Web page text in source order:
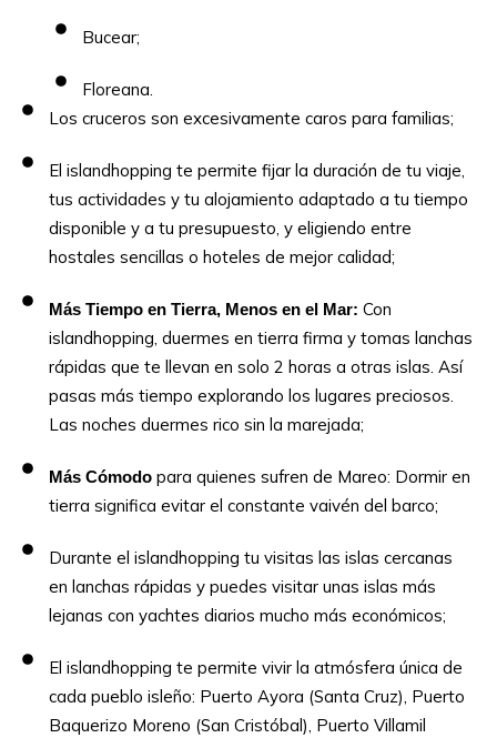
Bucear;
Floreana.
Los cruceros son excesivamente caros para familias;
El islandhopping te permite fijar la duración de tu viaje,
tus actividades y tu alojamiento adaptado a tu tiempo
disponible y a tu presupuesto, y eligiendo entre
hostales sencillas o hoteles de mejor calidad;
Más Tiempo en Tierra, Menos en el Mar: Con
islandhopping, duermes en tierra firma y tomas lanchas
rápidas que te llevan en solo 2 horas a otras islas. Así
pasas más tiempo explorando los lugares preciosos.
Las noches duermes rico sin la marejada;
Más Cómodopara quienes sufren de Mareo: Dormir en
tierra significa evitar el constante vaivén del barco;
Durante el islandhopping tu visitas las islas cercanas
en lanchas rápidas y puedes visitar unas islas más
lejanas con yachtes diarios mucho más económicos;
El islandhopping te permite vivir la atmósfera única de
cada pueblo isleño: Puerto Ayora (Santa Cruz), Puerto
Baquerizo Moreno (San Cristóbal), Puerto Villamil